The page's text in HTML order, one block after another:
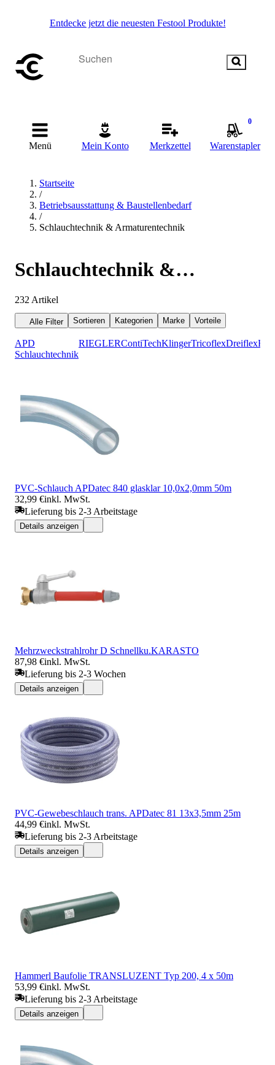
Entdecke jetzt die neuesten Festool Produkte!
Menü Mein Konto Merkzettel
0
Warenstapler
Startseite
/
Betriebsausstattung & Baustellenbedarf
/
Schlauchtechnik & Armaturentechnik
Schlauchtechnik &
Armaturentechnik
232 Artikel
Alle Filter Sortieren Kategorien Marke Vorteile
APD
Schlauchtechnik
RIEGLERContiTechKlingerTricoflexDreiflex
PVC-Schlauch APDatec 840 glasklar 10,0x2,0mm 50m
32,99 €inkl. MwSt.
Lieferung bis 2-3 Arbeitstage
Details anzeigen
Mehrzweckstrahlrohr D Schnellku.KARASTO
87,98 €inkl. MwSt.
Lieferung bis 2-3 Wochen
Details anzeigen
PVC-Gewebeschlauch trans. APDatec 81 13x3,5mm 25m
44,99 €inkl. MwSt.
Lieferung bis 2-3 Arbeitstage
Details anzeigen
Hammerl Baufolie TRANSLUZENT Typ 200, 4 x 50m
53,99 €inkl. MwSt.
Lieferung bis 2-3 Arbeitstage
Details anzeigen